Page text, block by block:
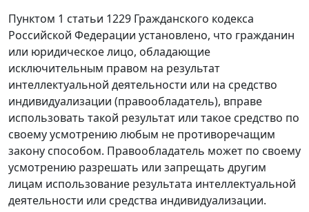
Пунктом 1 статьи 1229 Гражданского кодекса
Российской Федерации установлено, что гражданин
или юридическое лицо, обладающие
исключительным правом на результат
интеллектуальной деятельности или на средство
индивидуализации (правообладатель), вправе
использовать такой результат или такое средство по
своему усмотрению любым не противоречащим
закону способом. Правообладатель может по своему
усмотрению разрешать или запрещать другим
лицам использование результата интеллектуальной
деятельности или средства индивидуализации.